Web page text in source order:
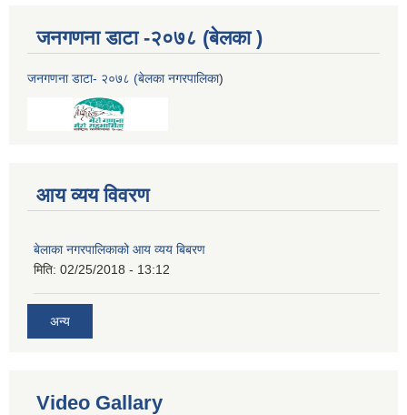
जनगणना डाटा -२०७८ (बेलका )
जनगणना डाटा- २०७८ (बेलका नगरपालिका)
आय व्यय विवरण
बेलाका नगरपालिकाको आय व्यय बिबरण
मिति: 02/25/2018 - 13:12
अन्य
Video Gallary